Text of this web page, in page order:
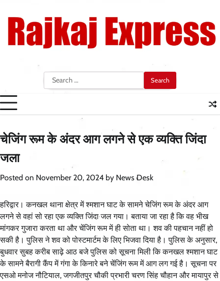
content
Search
for:
चेजिंग रूम के अंदर आग लगने से एक व्यक्ति जिंदा
जला
Posted on November 20, 2024 by News Desk
हरिद्वार। कनखल थाना क्षेत्र में श्मशान घाट के सामने चेजिंग रूम के अंदर आग
लगने से वहां सो रहा एक व्यक्ति जिंदा जल गया। बताया जा रहा है कि वह भीख
मांगकर गुजारा करता था और चेंजिंग रूम में ही सोता था। शव की पहचान नहीं हो
सकी है। पुलिस ने शव को पोस्टमार्टम के लिए भिजवा दिया है। पुलिस के अनुसार,
बुधवार सुबह करीब साढ़े आठ बजे पुलिस को सूचना मिली कि कनखल श्मशान घाट
के सामने बैरागी कैंप में गंगा के किनारे बने चेंजिंग रूम में आग लग गई है। सूचना पर
एसओ मनोज नौटियाल, जगजीतपुर चौकी प्रभारी चरण सिंह चौहान और मायापुर से